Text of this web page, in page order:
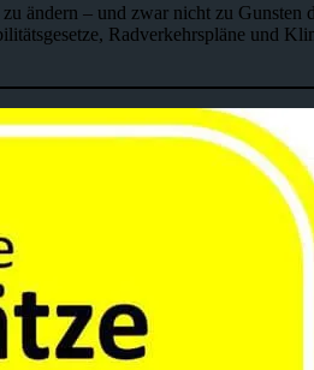
ändern – und zwar nicht zu
Radverkehrspläne und